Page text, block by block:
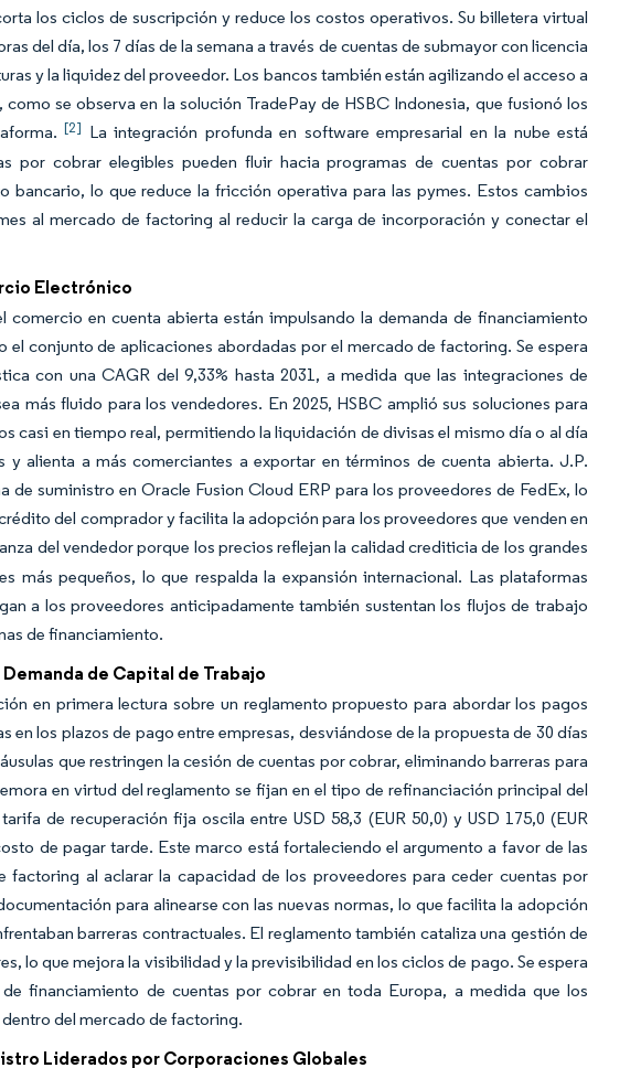
los ciclos de suscripción y reduce los costos operativos. Su billetera virtual
del día, los 7 días de la semana a través de cuentas de submayor con licencia
y la liquidez del proveedor. Los bancos también están agilizando el acceso a
se observa en la solución TradePay de HSBC Indonesia, que fusionó los
[2] La integración profunda en software empresarial en la nube está
por cobrar elegibles pueden fluir hacia programas de cuentas por cobrar
lo que reduce la fricción operativa para las pymes. Estos cambios
al mercado de factoring al reducir la carga de incorporación y conectar el
Electrónico
en cuenta abierta están impulsando la demanda de financiamiento
conjunto de aplicaciones abordadas por el mercado de factoring. Se espera
con una CAGR del 9,33% hasta 2031, a medida que las integraciones de
más fluido para los vendedores. En 2025, HSBC amplió sus soluciones para
casi en tiempo real, permitiendo la liquidación de divisas el mismo día o al día
alienta a más comerciantes a exportar en términos de cuenta abierta. J.P.
suministro en Oracle Fusion Cloud ERP para los proveedores de FedEx, lo
del comprador y facilita la adopción para los proveedores que venden en
del vendedor porque los precios reflejan la calidad crediticia de los grandes
más pequeños, lo que respalda la expansión internacional. Las plataformas
a los proveedores anticipadamente también sustentan los flujos de trabajo
de financiamiento.
de Capital de Trabajo
en primera lectura sobre un reglamento propuesto para abordar los pagos
en los plazos de pago entre empresas, desviándose de la propuesta de 30 días
que restringen la cesión de cuentas por cobrar, eliminando barreras para
en virtud del reglamento se fijan en el tipo de refinanciación principal del
de recuperación fija oscila entre USD 58,3 (EUR 50,0) y USD 175,0 (EUR
de pagar tarde. Este marco está fortaleciendo el argumento a favor de las
al aclarar la capacidad de los proveedores para ceder cuentas por
para alinearse con las nuevas normas, lo que facilita la adopción
barreras contractuales. El reglamento también cataliza una gestión de
lo que mejora la visibilidad y la previsibilidad en los ciclos de pago. Se espera
financiamiento de cuentas por cobrar en toda Europa, a medida que los
del mercado de factoring.
Liderados por Corporaciones Globales